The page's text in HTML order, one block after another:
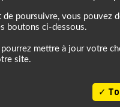
de poursuivre, vous pouvez
boutons ci-dessous.
pourrez mettre à jour votre
site.